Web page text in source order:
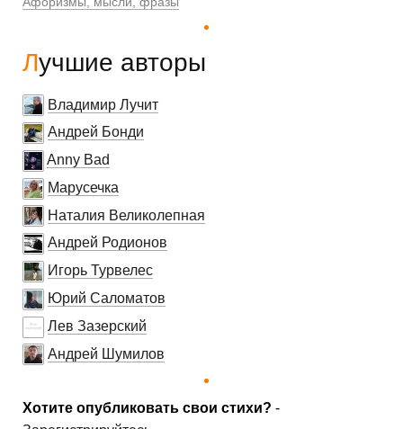
Лучшие авторы
Владимир Лучит
Андрей Бонди
Anny Bad
Марусечка
Наталия Великолепная
Андрей Родионов
Игорь Турвелес
Юрий Саломатов
Лев Зазерский
Андрей Шумилов
Хотите опубликовать свои стихи? -